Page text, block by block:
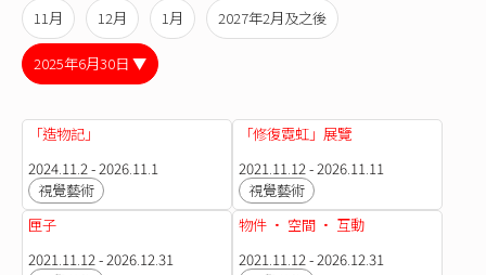
11月 12月 1月 2027年2月及之後
2025年6月30日 ▼
「造物記」
2024.11.2 - 2026.11.1
視覺藝術
「修復霓虹」展覽
2021.11.12 - 2026.11.11
視覺藝術
匣子
2021.11.12 - 2026.12.31
物件 · 空間 · 互動
2021.11.12 - 2026.12.31